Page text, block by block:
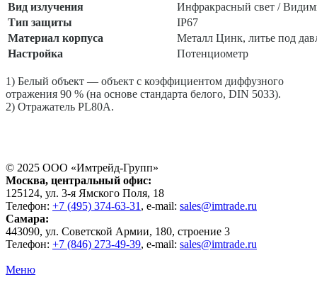
Вид излучения
Инфракрасный свет /
Тип защиты
IP67
Материал корпуса
Металл Цинк, литье под
Настройка
Потенциометр
1) Белый объект — объект с коэффициентом диффузного
отражения 90 % (на основе стандарта белого, DIN 5033).
2) Отражатель PL80A.
© 2025 ООО «Имтрейд-Групп»
Москва, центральный офис:
125124, ул. 3-я Ямского Поля, 18
Телефон: +7 (495) 374-63-31 , e-mail: sales@imtrade.ru
Самара:
443090, ул. Советской Армии, 180, строение 3
Телефон: +7 (846) 273-49-39, e-mail: sales@imtrade.ru
Меню